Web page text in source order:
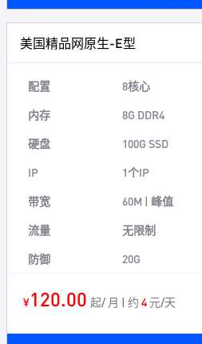
美国精品网原生-E型
配置 8核心
内存
8G DDR4
硬盘
100G SSD
IP
1个IP
带宽
60M | 峰值
流量
无限制
防御
20G
¥120.00 起/ 月 | 约 4元/天